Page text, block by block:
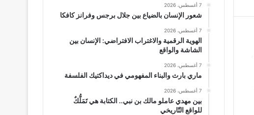
7 أغسطس، 2026
شعور الإنسان بالضياع بين جلال برجس وفرانز كافكا
7 أغسطس، 2026
الهوية الرقمية والاغتراب الافتراضي: الإنسان بين
الشاشة والواقع
7 أغسطس، 2026
ماري بارث والبناء المفهومي في ديداكتيك الفلسفة
7 أغسطس، 2026
بين مهدي عاملو مالك بن نبي.. الكتابة هي تَمَلُّكٌ
للواقع التّاريخي